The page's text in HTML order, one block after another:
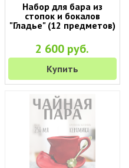
Набор для бара из
стопок и бокалов
"Гладье" (12 предметов)
2 600 руб.
Купить